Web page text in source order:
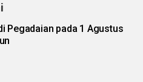
Pegadaian pada 1 Agustus